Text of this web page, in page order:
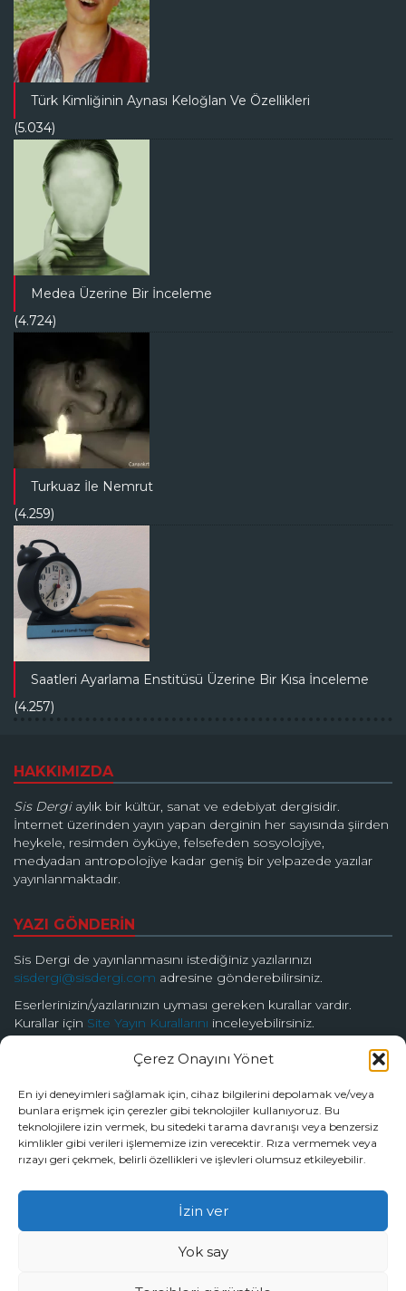
Çerez Onayını Yönet
En iyi deneyimleri sağlamak için, cihaz bilgilerini depolamak ve/veya
bunlara erişmek için çerezler gibi teknolojiler kullanıyoruz. Bu
teknolojilere izin vermek, bu sitedeki tarama davranışı veya benzersiz
kimlikler gibi verileri işlememize izin verecektir. Rıza vermemek veya
rızayı geri çekmek, belirli özellikleri ve işlevleri olumsuz etkileyebilir.
İzin ver
Yok say
Türk Kimliğinin Aynası Keloğlan Ve Özellikleri
(5.034)
Medea Üzerine Bir İnceleme
(4.724)
Turkuaz İle Nemrut
(4.259)
Saatleri Ayarlama Enstitüsü Üzerine Bir Kısa İnceleme
(4.257)
HAKKIMIZDA
Sis Dergiaylık bir kültür, sanat ve edebiyat dergisidir.
İnternet üzerinden yayın yapan derginin her sayısında şiirden
heykele, resimden öyküye, felsefeden sosyolojiye,
medyadan antropolojiye kadar geniş bir yelpazede yazılar
yayınlanmaktadır.
YAZI GÖNDERİN
Sis Dergi de yayınlanmasını istediğiniz yazılarınızı
sisdergi@sisdergi.com adresine gönderebilirsiniz.
Eserlerinizin/yazılarınızın uyması gereken kurallar vardır.
Kurallar için Site Yayın Kurallarını inceleyebilirsiniz.
BİZİ TAKİP EDİN
© 2026 Sis Dergi | Ardında Güzellik Saklar
Tüm hakları Sis Dergi’ye aittir.